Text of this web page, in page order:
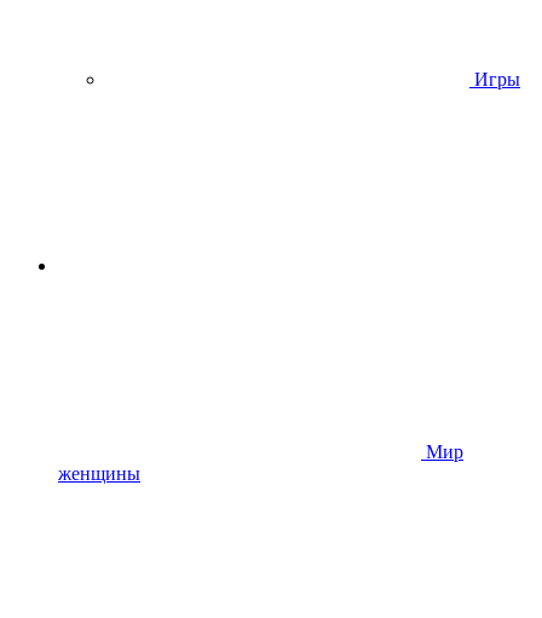
Игры
Мир
женщины